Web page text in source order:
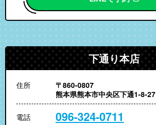
下通り本店
住所
〒860-0807
熊本県熊本市中央区下通1-8-27
電話 096-324-0711